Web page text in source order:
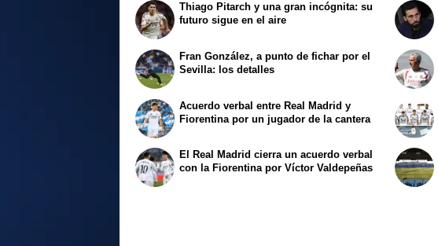
Thiago Pitarch y una gran incógnita: su
futuro sigue en el aire
Fran González, a punto de fichar por el
Sevilla: los detalles
Acuerdo verbal entre Real Madrid y
Fiorentina por un jugador de la cantera
El Real Madrid cierra un acuerdo verbal
con la Fiorentina por Víctor Valdepeñas